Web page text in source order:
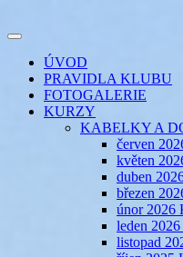
k
webuEVIKLUB
šicí klub
Toggle
navigation
ÚVOD
PRAVIDLA KLUBU
FOTOGALERIE
KURZY
KABELKY A
červen
květen
duben
březen
únor 2026
leden
listopad